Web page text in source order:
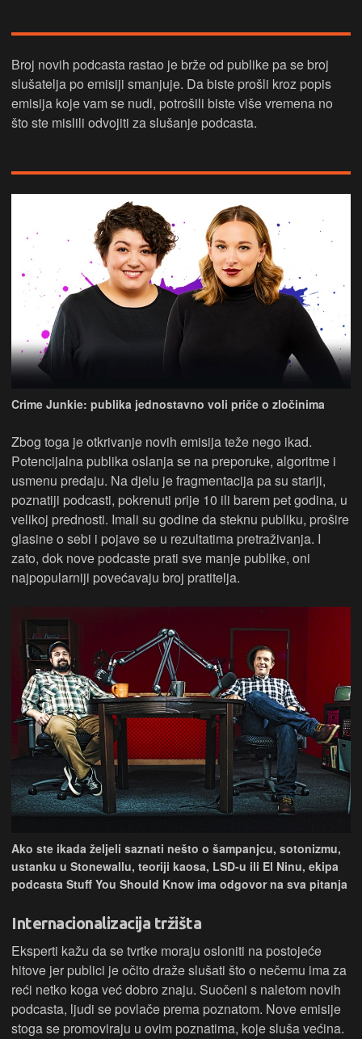
Broj novih podcasta rastao je brže od publike pa se broj
slušatelja po emisiji smanjuje. Da biste prošli kroz popis
emisija koje vam se nudi, potrošili biste više vremena no
što ste mislili odvojiti za slušanje podcasta.
Crime Junkie: publika jednostavno voli priče o zločinima
Zbog toga je otkrivanje novih emisija teže nego ikad.
Potencijalna publika oslanja se na preporuke, algoritme i
usmenu predaju. Na djelu je fragmentacija pa su stariji,
poznatiji podcasti, pokrenuti prije 10 ili barem pet godina, u
velikoj prednosti. Imali su godine da steknu publiku, prošire
glasine o sebi i pojave se u rezultatima pretraživanja. I
zato, dok nove podcaste prati sve manje publike, oni
najpopularniji povećavaju broj pratitelja.
Ako ste ikada željeli saznati nešto o šampanjcu, sotonizmu,
ustanku u Stonewallu, teoriji kaosa, LSD-u ili El Ninu, ekipa
podcasta Stuff You Should Know ima odgovor na sva pitanja
Internacionalizacija tržišta
Eksperti kažu da se tvrtke moraju osloniti na postojeće
hitove jer publici je očito draže slušati što o nečemu ima za
reći netko koga već dobro znaju. Suočeni s naletom novih
podcasta, ljudi se povlače prema poznatom. Nove emisije
stoga se promoviraju u ovim poznatima, koje sluša većina.